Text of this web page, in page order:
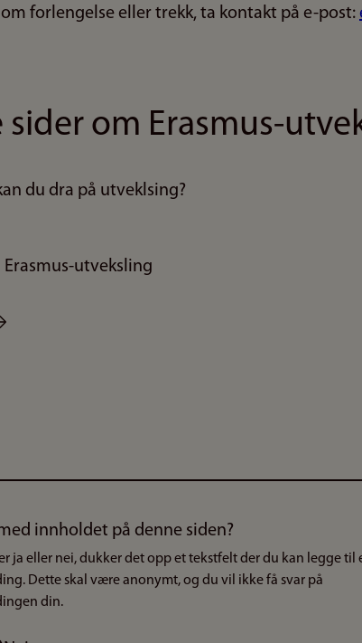
forlengelse eller trekk, ta kontakt på e-post:
om Erasmus-
du dra på utveklsing?
utveksling
innholdet på denne siden?
ja eller nei, dukker det opp et tekstfelt der du kan legge til
Dette skal være anonymt, og du vil ikke få svar på
din.